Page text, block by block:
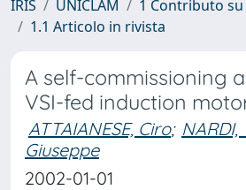
IRIS UNICLAM
1 Contributo su
1.1 Articolo in rivista
A self-commissioning
VSI-fed induction
ATTAIANESE, Ciro; NARDI,
Giuseppe
2002-01-01